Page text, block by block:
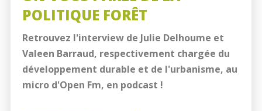
POLITIQUE FORÊT
Retrouvez l'interview de Julie Delhoume et
Valeen Barraud, respectivement chargée du
développement durable et de l'urbanisme, au
micro d'Open Fm, en podcast !